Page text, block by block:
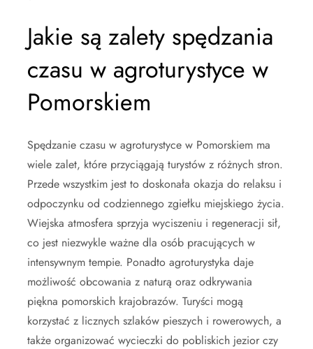
Jakie są zalety spędzania
czasu w agroturystyce w
Pomorskiem
Spędzanie czasu w agroturystyce w Pomorskiem ma
wiele zalet, które przyciągają turystów z różnych stron.
Przede wszystkim jest to doskonała okazja do relaksu i
odpoczynku od codziennego zgiełku miejskiego życia.
Wiejska atmosfera sprzyja wyciszeniu i regeneracji sił,
co jest niezwykle ważne dla osób pracujących w
intensywnym tempie. Ponadto agroturystyka daje
możliwość obcowania z naturą oraz odkrywania
piękna pomorskich krajobrazów. Turyści mogą
korzystać z licznych szlaków pieszych i rowerowych, a
także organizować wycieczki do pobliskich jezior czy